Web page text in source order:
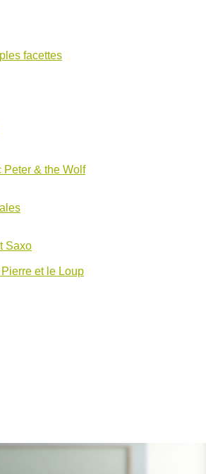
facettes
Peter & the Wolf
Saxo
et le Loup